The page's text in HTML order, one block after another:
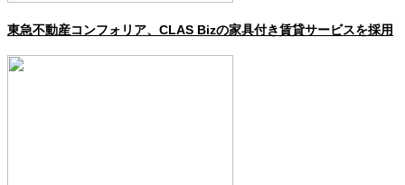
東急不動産コンフォリア、CLAS Bizの家具付き賃貸サービスを採用